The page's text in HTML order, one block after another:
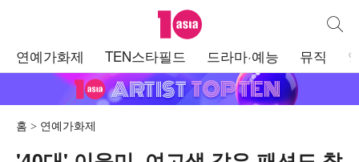
텐아시아 통합
연예가화제 TEN스타필드 드라마·예능 뮤직
홈 연예가화제